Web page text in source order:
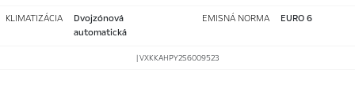
KLIMATIZÁCIA
dvojzónová
automatická
EMISNÁ NORMA EURO 6
| VXKKAHPY2S6009523